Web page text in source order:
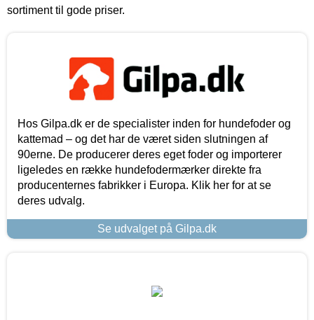
sortiment til gode priser.
Hos Gilpa.dk er de specialister inden for hundefoder og
kattemad – og det har de været siden slutningen af
90erne. De producerer deres eget foder og importerer
ligeledes en række hundefodermærker direkte fra
producenternes fabrikker i Europa. Klik her for at se
deres udvalg.
Se udvalget på Gilpa.dk